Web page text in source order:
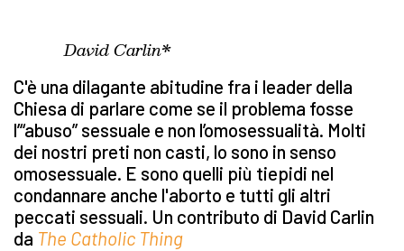
David Carlin*
C'è una dilagante abitudine fra i leader della
Chiesa di parlare come se il problema fosse
l’“abuso” sessuale e non l’omosessualità. Molti
dei nostri preti non casti, lo sono in senso
omosessuale. E sono quelli più tiepidi nel
condannare anche l'aborto e tutti gli altri
peccati sessuali. Un contributo di David Carlin
da The Catholic Thing